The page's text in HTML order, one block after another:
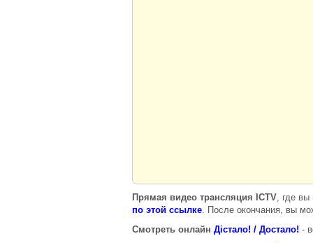
Прямая видео трансляция ICTV, где вы
по этой ссылке. После окончания, вы
Смотреть онлайн Дістало! / Достало! -